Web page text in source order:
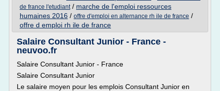
de france l'etudiant/ marche de l'emploi ressources
humaines 2016 / offre d'emploi en alternance rh ile de france /
offre d emploi rh ile de france
Salaire Consultant Junior - France -
neuvoo.fr
Salaire Consultant Junior - France
Salaire Consultant Junior
Le salaire moyen pour les emplois Consultant Junior en